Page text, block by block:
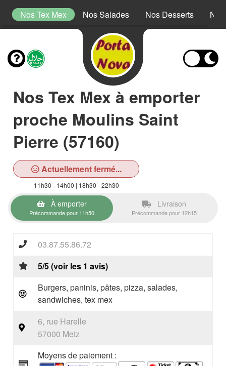
Nos Tex Mex Nos Salades Nos Desserts
Nos Tex Mex à emporter
proche Moulins Saint
Pierre (57160)
Actuellement fermé...
11h30 - 14h00 | 18h30 - 22h30
À emporter
Précommande pour 11h50
Livraison
Précommande pour 12h15
03.87.55.86.72
5/5 (voir les 1 avis)
Burgers, paninis, pâtes, pizza, salades,
sandwiches, tex mex
6, rue Harelle
57000 Metz
Moyens de paiement :